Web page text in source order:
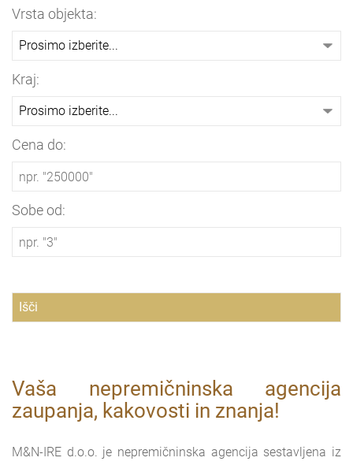
Vrsta objekta:
Kraj:
Cena do:
Sobe od:
Vaša nepremičninska agencija
zaupanja, kakovosti in znanja!
M&N-IRE d.o.o. je nepremičninska agencija sestavljena iz